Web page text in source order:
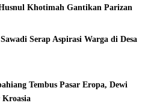
Khotimah Gantikan Parizan
Serap Aspirasi Warga di Desa
Tembus Pasar Eropa, Dewi